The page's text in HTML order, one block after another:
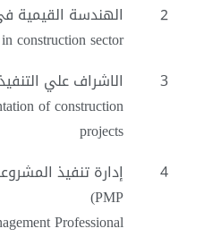
2
الهندسة القيمية
construction sector
3
الاشراف علي
of construction
projects
4
إدارة تنفيذ
PMP)
Professional